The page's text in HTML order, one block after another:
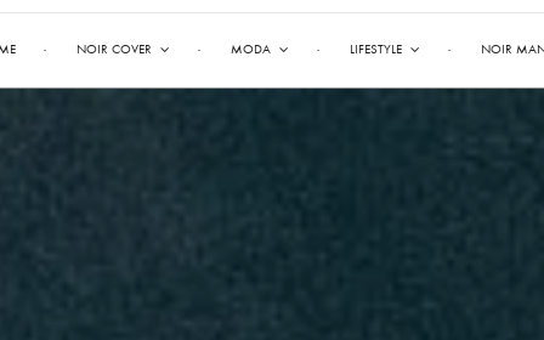
NOIR COVER MODA LIFESTYLE NOIR